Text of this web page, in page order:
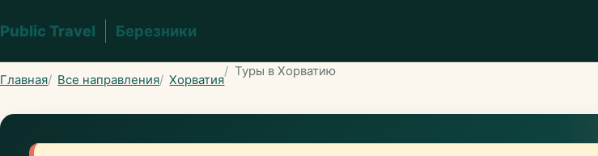
Public Travel Березники
Главная Все направления Хорватия
Туры в Хорватию